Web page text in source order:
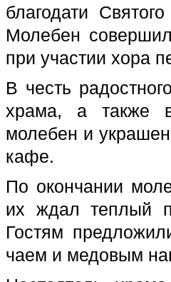
благодати
Молебен
при участии хора
В честь
храма, а также
молебен и
кафе.
По окончании
их ждал теплый
Гостям
чаем и медовым